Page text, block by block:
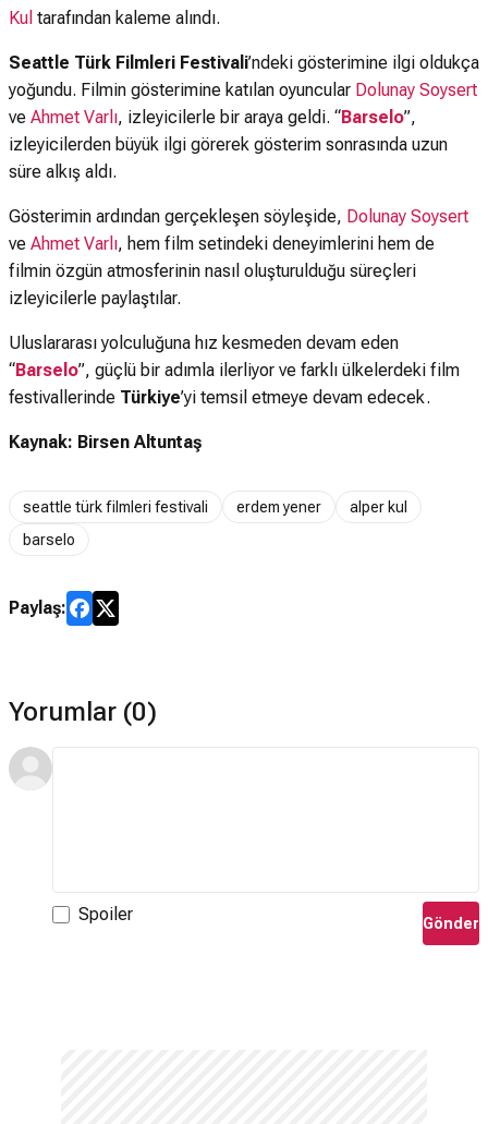
Kul tarafından kaleme alındı.
Seattle Türk Filmleri Festivali’ndeki gösterimine ilgi oldukça
yoğundu. Filmin gösterimine katılan oyuncular Dolunay Soysert
ve Ahmet Varlı, izleyicilerle bir araya geldi. “Barselo”,
izleyicilerden büyük ilgi görerek gösterim sonrasında uzun
süre alkış aldı.
Gösterimin ardından gerçekleşen söyleşide, Dolunay Soysert
ve Ahmet Varlı, hem film setindeki deneyimlerini hem de
filmin özgün atmosferinin nasıl oluşturulduğu süreçleri
izleyicilerle paylaştılar.
Uluslararası yolculuğuna hız kesmeden devam eden
“Barselo”, güçlü bir adımla ilerliyor ve farklı ülkelerdeki film
festivallerinde Türkiye’yi temsil etmeye devam edecek.
Kaynak: Birsen Altuntaş
seattle türk filmleri festivali erdem yener
alper kul
barselo
Paylaş:
Yorumlar (0)
Spoiler Gönder